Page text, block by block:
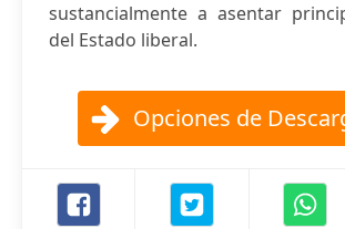
sustancialmente a asentar
del Estado liberal.
Opciones de